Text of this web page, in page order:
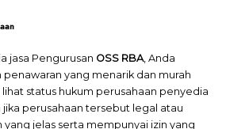
jasa Pengurusan OSS RBA, Anda
yang menarik dan murah
status hukum perusahaan penyedia
jika perusahaan tersebut legal atau
jelas serta mempunyai izin yang